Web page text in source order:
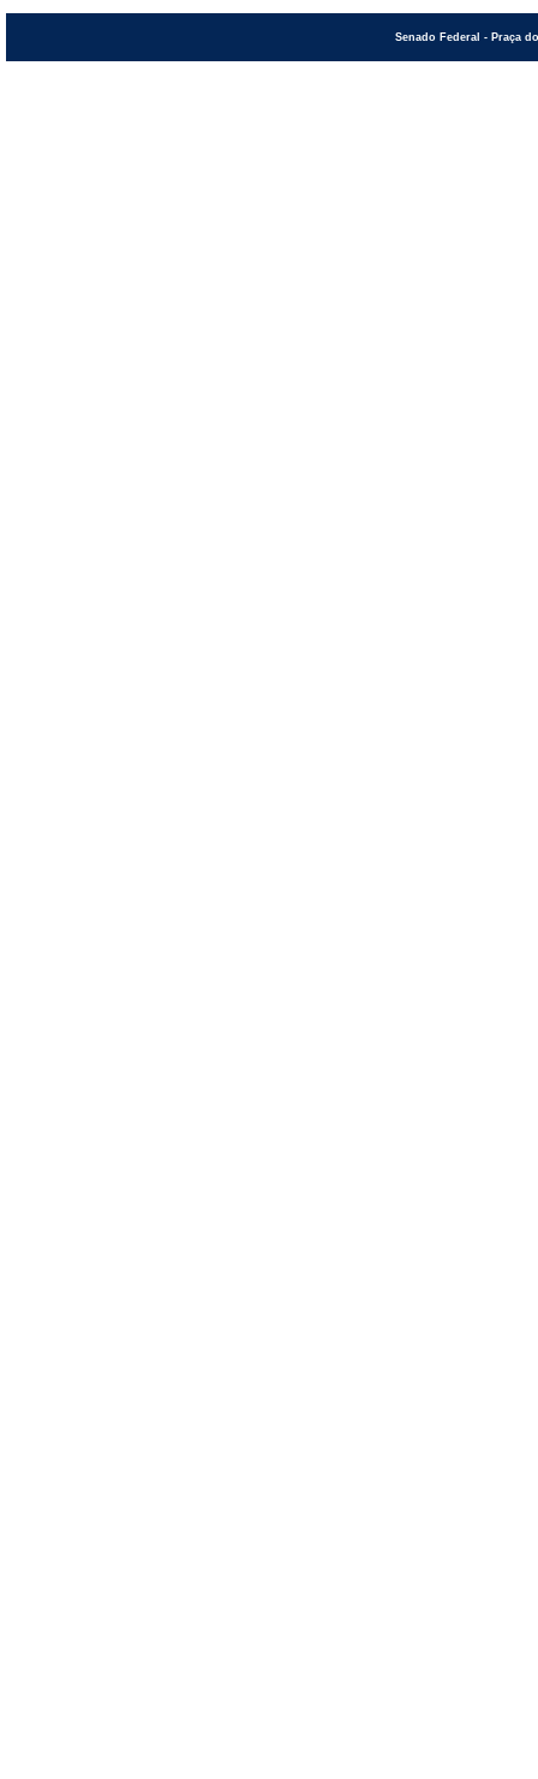
Senado Federal - Praça